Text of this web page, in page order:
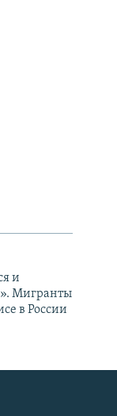
и
Мигранты
в России